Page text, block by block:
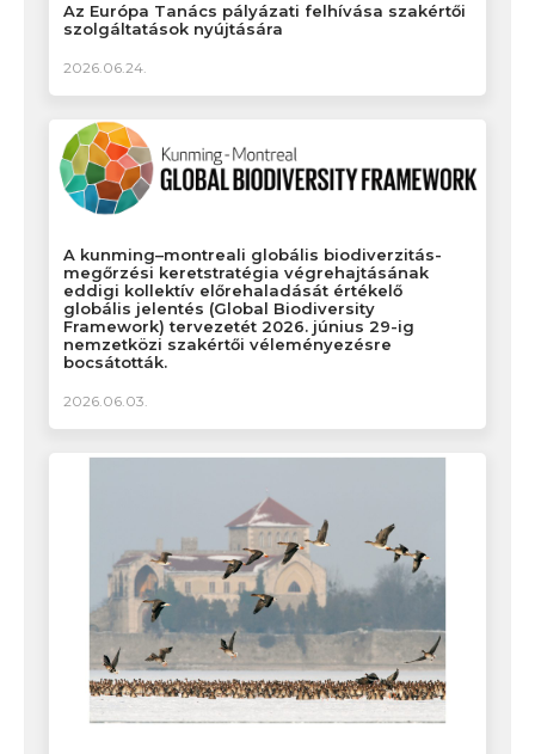
Az Európa Tanács pályázati felhívása szakértői
szolgáltatások nyújtására
2026.06.24.
A kunming–montreali globális biodiverzitás-
megőrzési keretstratégia végrehajtásának
eddigi kollektív előrehaladását értékelő
globális jelentés (Global Biodiversity
Framework) tervezetét 2026. június 29-ig
nemzetközi szakértői véleményezésre
bocsátották.
2026.06.03.